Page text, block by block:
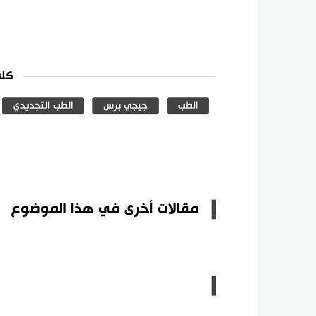
الطب جيجي برس الطب التجديدي
مقالات أخرى في هذا الموضوع